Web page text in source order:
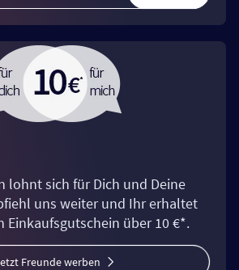
lohnt sich für Dich und Deine
uns weiter und Ihr erhaltet
Einkaufsgutschein über 10 €*.
Freunde werben